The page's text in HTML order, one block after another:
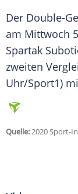
Der Double-
am Mittwoch
Spartak
zweiten
Uhr/Sport1)
Quelle:2020 Sport-